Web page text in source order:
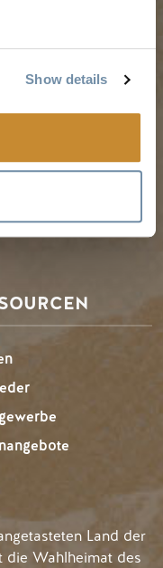
Show details
in Golden
in Golden
Herbst
in Golden
Land der
die Wahlheimat des